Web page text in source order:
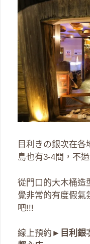
目利きの銀次在
島也有3-4間，不
從門口的大木桶造
覺非常的有度假氣
吧!!!
線上預約► 目利銀